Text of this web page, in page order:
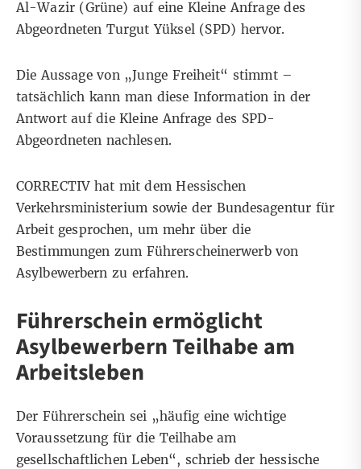
Al-Wazir (Grüne) auf eine Kleine Anfrage des
Abgeordneten Turgut Yüksel (SPD) hervor.
Die Aussage von „Junge Freiheit“ stimmt –
tatsächlich kann man diese Information in der
Antwort auf die Kleine Anfrage des SPD-
Abgeordneten nachlesen.
CORRECTIV hat mit dem Hessischen
Verkehrsministerium sowie der Bundesagentur für
Arbeit gesprochen, um mehr über die
Bestimmungen zum Führerscheinerwerb von
Asylbewerbern zu erfahren.
Führerschein ermöglicht
Asylbewerbern Teilhabe am
Arbeitsleben
Der Führerschein sei „häufig eine wichtige
Voraussetzung für die Teilhabe am
gesellschaftlichen Leben“, schrieb der hessische